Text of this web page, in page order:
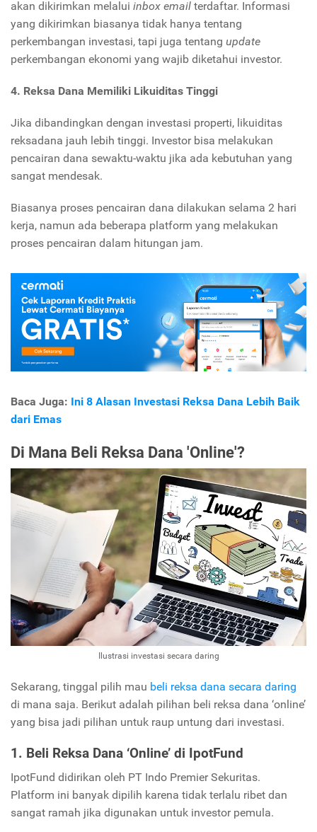
akan dikirimkan melalui inbox email terdaftar. Informasi
yang dikirimkan biasanya tidak hanya tentang
perkembangan investasi, tapi juga tentang update
perkembangan ekonomi yang wajib diketahui investor.
4. Reksa Dana Memiliki Likuiditas Tinggi
Jika dibandingkan dengan investasi properti, likuiditas
reksadana jauh lebih tinggi. Investor bisa melakukan
pencairan dana sewaktu-waktu jika ada kebutuhan yang
sangat mendesak.
Biasanya proses pencairan dana dilakukan selama 2 hari
kerja, namun ada beberapa platform yang melakukan
proses pencairan dalam hitungan jam.
Baca Juga: Ini 8 Alasan Investasi Reksa Dana Lebih Baik
dari Emas
Di Mana Beli Reksa Dana 'Online'?
Ilustrasi investasi secara daring
Sekarang, tinggal pilih mau beli reksa dana secara daring
di mana saja. Berikut adalah pilihan beli reksa dana ‘online’
yang bisa jadi pilihan untuk raup untung dari investasi.
1. Beli Reksa Dana ‘Online’ di IpotFund
IpotFund didirikan oleh PT Indo Premier Sekuritas.
Platform ini banyak dipilih karena tidak terlalu ribet dan
sangat ramah jika digunakan untuk investor pemula.